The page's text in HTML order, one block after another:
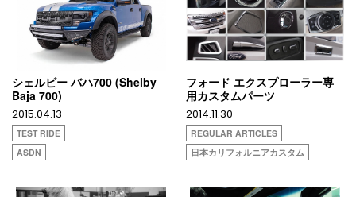
シェルビー バハ700 (Shelby
Baja 700)
2015.04.13
TEST RIDE
ASDN
フォード エクスプローラー専
用カスタムパーツ
2014.11.30
REGULAR ARTICLES
日本カリフォルニアカスタム